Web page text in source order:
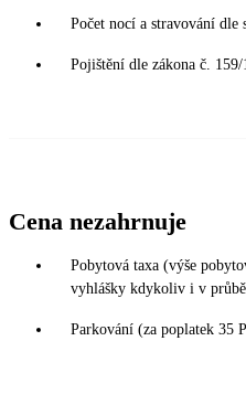
Počet nocí a stravování dle
Pojištění dle zákona č. 159/
Cena nezahrnuje
Pobytová taxa (výše
vyhlášky kdykoliv i v
Parkování (za poplatek 35